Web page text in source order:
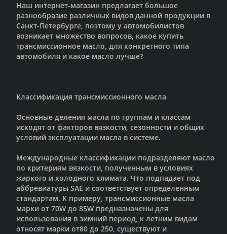
Наш интернет-магазин предлагает большое
разнообразие различных видов данной продукции в
Санкт-Петербурге, поэтому у автомобилистов
возникает множество вопросов, какое купить
трансмиссионное масло, для конкретного типа
автомобиля и какое масло лучше?
Классификация трансмиссионного масла
Основные деления масла по группам и классам
исходят от факторов вязкости, сезонности и общих
условий эксплуатации масла в системе.
Международные классификации подразделяют масло
по критериям вязкости, полученным в условиях
жаркого и холодного климата. Что подпадает под
аббревиатуры SAE и соответствует определенным
стандартам. К примеру, трансмиссионные масла
марки от 70W до 85W предназначены для
использования в зимний период, к летним видам
относят марки от80 до 250, существуют и